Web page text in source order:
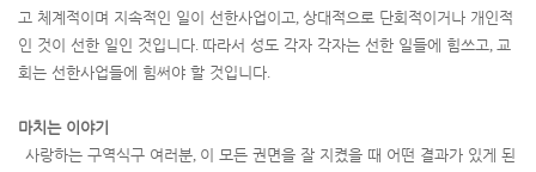
고 체계적이며 지속적인 일이 선한사업이고, 상대적으로 단회적이거나 개인적
인 것이 선한 일인 것입니다. 따라서 성도 각자 각자는 선한 일들에 힘쓰고, 교
회는 선한사업들에 힘써야 할 것입니다.
마치는 이야기
사랑하는 구역식구 여러분, 이 모든 권면을 잘 지켰을 때 어떤 결과가 있게 된